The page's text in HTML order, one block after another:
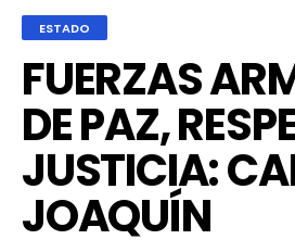
ESTADO
FUERZAS
DE PAZ,
JUSTICIA:
JOAQUÍN